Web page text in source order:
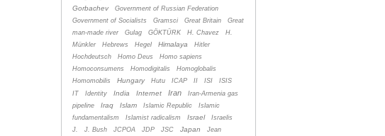
Gorbachev
Government of Russian Federation
Government of Socialists
Gramsci Great Britain
Great
man-made river
Gulag GÖKTÜRK H. Chavez
H.
Münkler
Hebrews Hegel Himalaya
Hitler
Hochdeutsch
Homo Deus
Homo sapiens
Homoconsumens
Homodigitalis
Homoglobalis
Homomobilis
Hungary Hutu ICAP II ISI
ISIS
IT
Identity India Internet Iran
Iran-Armenia gas
pipeline
Iraq Islam Islamic Republic
Islamic
fundamentalism
Islamist radicalism Israel
Israelis
J.
J. Bush JCPOA JDP JSC Japan
Jean